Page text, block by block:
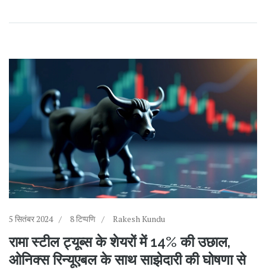
5 सितंबर 2024 8 टिप्पणि Rakesh Kundu
रामा स्टील ट्यूब्स के शेयरों में 14% की उछाल,
ओनिक्स रिन्यूएबल के साथ साझेदारी की घोषणा से